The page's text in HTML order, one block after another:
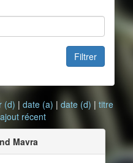
Filtrer
(d) | date (a) | date (d) | titre
ajout récent
Mavra